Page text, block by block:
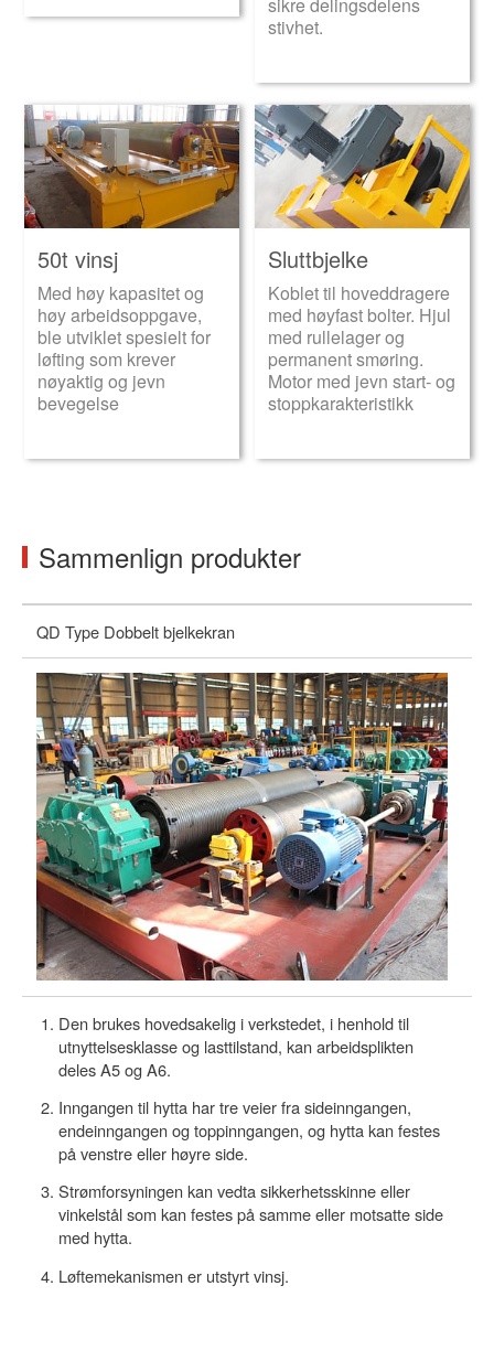
sikre delingsdelens
stivhet.
50t vinsj
Med høy kapasitet og
høy arbeidsoppgave,
ble utviklet spesielt for
løfting som krever
nøyaktig og jevn
bevegelse
Sluttbjelke
Koblet til hoveddragere
med høyfast bolter. Hjul
med rullelager og
permanent smøring.
Motor med jevn start- og
stoppkarakteristikk
Sammenlign produkter
QD Type Dobbelt bjelkekran
Den brukes hovedsakelig i verkstedet, i henhold til
utnyttelsesklasse og lasttilstand, kan arbeidsplikten
deles A5 og A6.
Inngangen til hytta har tre veier fra sideinngangen,
endeinngangen og toppinngangen, og hytta kan festes
på venstre eller høyre side.
Strømforsyningen kan vedta sikkerhetsskinne eller
vinkelstål som kan festes på samme eller motsatte side
med hytta.
Løftemekanismen er utstyrt vinsj.